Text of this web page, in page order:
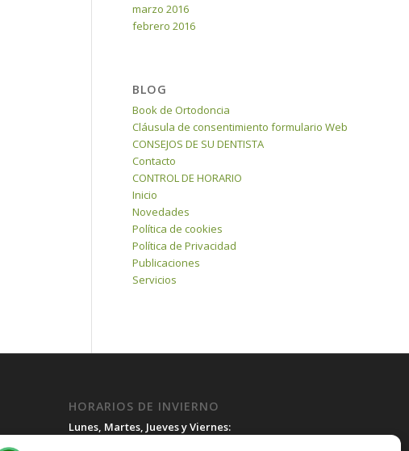
marzo 2016
febrero 2016
BLOG
Book de Ortodoncia
Cláusula de consentimiento formulario Web
CONSEJOS DE SU DENTISTA
Contacto
CONTROL DE HORARIO
Inicio
Novedades
Política de cookies
Política de Privacidad
Publicaciones
Servicios
HORARIOS DE INVIERNO
Lunes, Martes, Jueves y Viernes: